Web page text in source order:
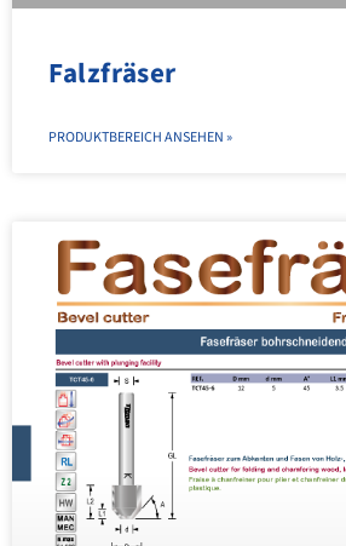
Falzfräser
PRODUKTBEREICH ANSEHEN »